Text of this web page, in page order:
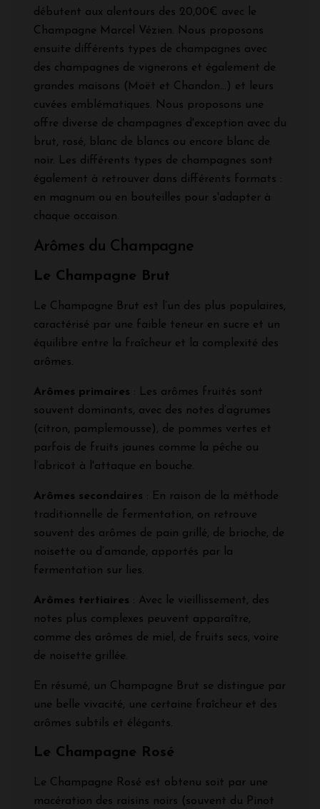
débutent aux alentours des 20,00€ avec le
Champagne Marcel Vézien. Nous proposons
ensuite différents types de champagnes avec
des champagnes de vignerons et également de
grandes maisons (Moët et Chandon...) et leurs
cuvées emblématiques. Nous proposons une
offre diverse de champagnes d'exception avec du
brut, rosé, blanc de blancs ou encore blanc de
noir. Les différents types de champagnes sont
également à retrouver dans différents formats :
en magnum ou en bouteilles pour s'adapter à
chaque occaison.
Arômes du Champagne
Le Champagne Brut
Le Champagne Brut est l’un des plus populaires,
caractérisé par une faible teneur en sucre et un
équilibre entre la fraîcheur et la complexité des
arômes.
Arômes primaires : Les arômes fruités sont
souvent dominants, avec des notes d’agrumes
(citron, pamplemousse), de pommes vertes et
parfois de fruits jaunes comme la pêche ou
l’abricot à l'attaque en bouche.
Arômes secondaires : En raison de la méthode
traditionnelle de fermentation, on retrouve
souvent des arômes de pain grillé, de brioche, de
noisette ou d’amande, apportés par la
fermentation sur lies.
Arômes tertiaires : Avec le vieillissement, des
notes plus complexes peuvent apparaître,
comme des arômes de miel, de fruits secs, voire
de noisette grillée.
En résumé, un Champagne Brut se distingue par
une belle vivacité, une certaine fraîcheur et des
arômes subtils et élégants.
Le Champagne Rosé
Le Champagne Rosé est obtenu soit par une
macération des raisins noirs (souvent du Pinot